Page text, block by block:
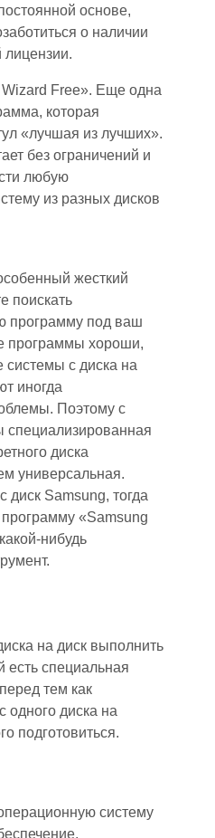
основе,
о наличии
лицензии.
Free». Еще одна
которая
«лучшая из лучших».
без ограничений и
любую
из разных дисков
жесткий
поискать
программу под ваш
программы хороши,
системы с диска на
иногда
Поэтому с
специализированная
диска
универсальная.
диск Samsung, тогда
«Samsung
нибудь
на диск выполнить
есть специальная
тем как
одного диска на
подготовиться.
систему